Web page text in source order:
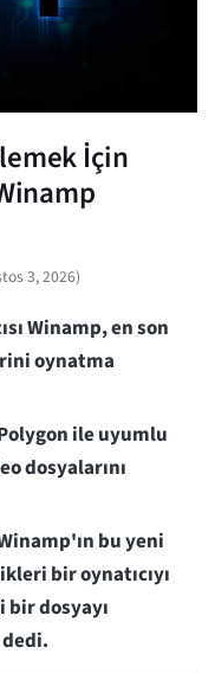
İçin
3, 2026)
Winamp, en son
oynatma
ile uyumlu
dosyalarını
bu yeni
bir oynatıcıyı
dosyayı